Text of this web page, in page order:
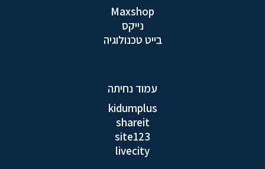
Maxshop
נייקס
בייט טכנולוגיה
עמוד נחיתה
kidumplus
shareit
site123
livecity